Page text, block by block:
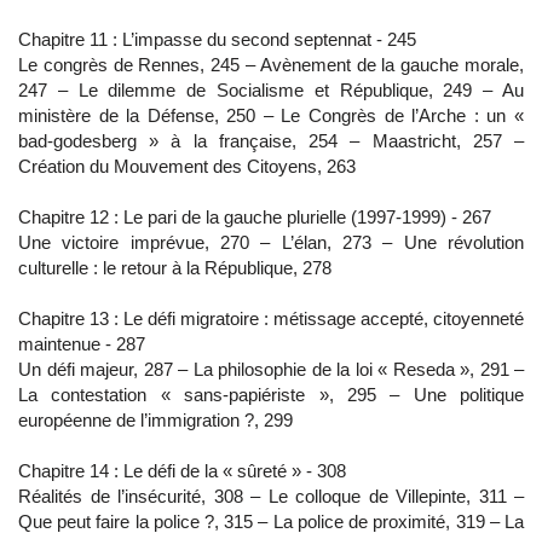
Chapitre 11 : L’impasse du second septennat - 245
Le congrès de Rennes, 245 – Avènement de la gauche morale,
247 – Le dilemme de Socialisme et République, 249 – Au
ministère de la Défense, 250 – Le Congrès de l’Arche : un «
bad-godesberg » à la française, 254 – Maastricht, 257 –
Création du Mouvement des Citoyens, 263
Chapitre 12 : Le pari de la gauche plurielle (1997-1999) - 267
Une victoire imprévue, 270 – L’élan, 273 – Une révolution
culturelle : le retour à la République, 278
Chapitre 13 : Le défi migratoire : métissage accepté, citoyenneté
maintenue - 287
Un défi majeur, 287 – La philosophie de la loi « Reseda », 291 –
La contestation « sans-papiériste », 295 – Une politique
européenne de l’immigration ?, 299
Chapitre 14 : Le défi de la « sûreté » - 308
Réalités de l’insécurité, 308 – Le colloque de Villepinte, 311 –
Que peut faire la police ?, 315 – La police de proximité, 319 – La